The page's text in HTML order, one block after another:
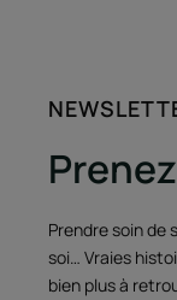
Prendre soin de
soi… Vraies
bien plus à